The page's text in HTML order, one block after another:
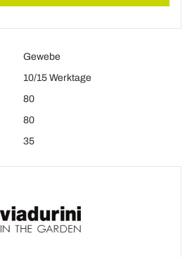
Gewebe
10/15 Werktage
80
80
35